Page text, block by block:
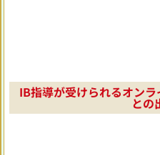
IB指導が受けられるオン
との